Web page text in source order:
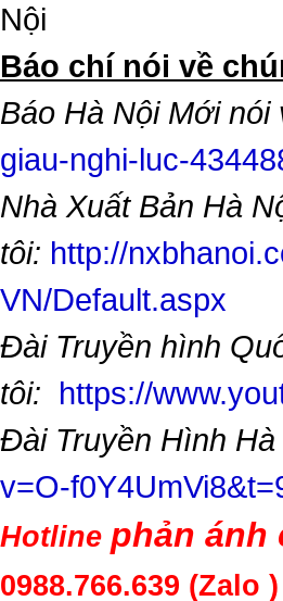
Nội
​Báo chí nói về
Báo Hà Nội Mới nói
giau-nghi-luc-
Nhà Xuất Bản Hà
tôi: http://
VN/Default.aspx
Đài Truyền hình
tôi: https://
Đài Truyền Hình
v=O-
Hotline phản
0988.766.639 (Zalo )